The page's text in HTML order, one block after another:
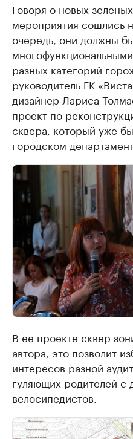
Говоря о новых
мероприятия сошлись
очередь, они должны
разных категорий
руководитель ГК
дизайнер Лариса
проект по
сквера, который уже
городском
В ее проекте сквер
автора, это позволит
интересов разной
гуляющих родителей с
велосипедистов.